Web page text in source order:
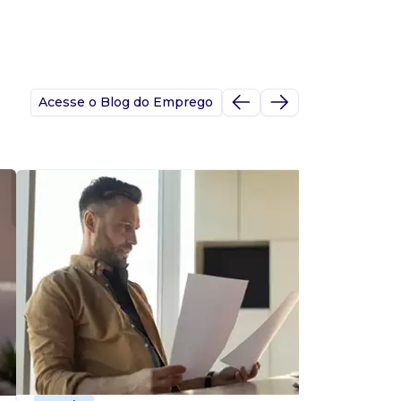
Acesse o Blog do Emprego